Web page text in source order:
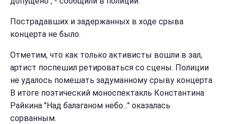
Пострадавших и задержанных в ходе срыва
концерта не было.
Отметим, что как только активисты вошли в зал,
артист поспешил ретироваться со сцены. Полиции
не удалось помешать задуманному срыву концерта.
В итоге поэтический моноспектакль Константина
Райкина "Над балаганом небо..." оказалась
сорванным.